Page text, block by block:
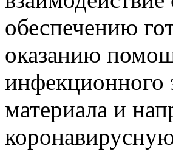
обеспечению
оказанию
инфекционного
материала и